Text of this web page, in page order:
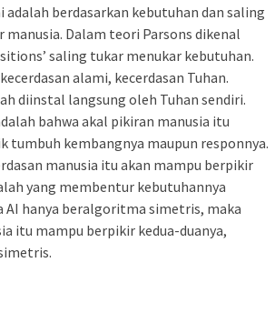
berdasarkan kebutuhan dan saling
Dalam teori Parsons dikenal
saling tukar menukar kebutuhan.
alami, kecerdasan Tuhan.
diinstal langsung oleh Tuhan sendiri.
bahwa akal pikiran manusia itu
tumbuh kembangnya maupun responnya.
manusia itu akan mampu berpikir
yang membentur kebutuhannya
AI hanya beralgoritma simetris, maka
itu mampu berpikir kedua-duanya,